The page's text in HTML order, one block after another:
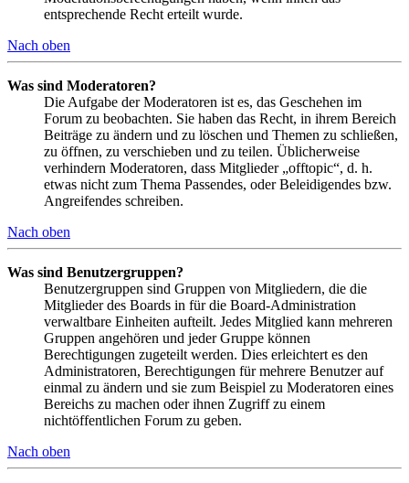
entsprechende Recht erteilt wurde.
Nach oben
Was sind Moderatoren?
Die Aufgabe der Moderatoren ist es, das Geschehen im
Forum zu beobachten. Sie haben das Recht, in ihrem Bereich
Beiträge zu ändern und zu löschen und Themen zu schließen,
zu öffnen, zu verschieben und zu teilen. Üblicherweise
verhindern Moderatoren, dass Mitglieder „offtopic“, d. h.
etwas nicht zum Thema Passendes, oder Beleidigendes bzw.
Angreifendes schreiben.
Nach oben
Was sind Benutzergruppen?
Benutzergruppen sind Gruppen von Mitgliedern, die die
Mitglieder des Boards in für die Board-Administration
verwaltbare Einheiten aufteilt. Jedes Mitglied kann mehreren
Gruppen angehören und jeder Gruppe können
Berechtigungen zugeteilt werden. Dies erleichtert es den
Administratoren, Berechtigungen für mehrere Benutzer auf
einmal zu ändern und sie zum Beispiel zu Moderatoren eines
Bereichs zu machen oder ihnen Zugriff zu einem
nichtöffentlichen Forum zu geben.
Nach oben